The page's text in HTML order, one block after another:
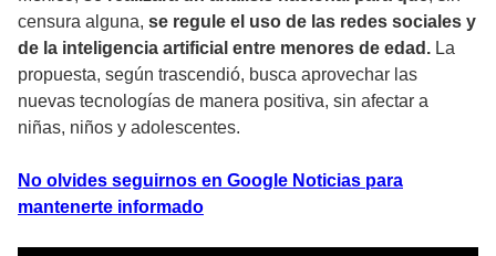
censura alguna, se regule el uso de las redes sociales y
de la inteligencia artificial entre menores de edad. La
propuesta, según trascendió, busca aprovechar las
nuevas tecnologías de manera positiva, sin afectar a
niñas, niños y adolescentes.
No olvides seguirnos en Google Noticias para
mantenerte informado